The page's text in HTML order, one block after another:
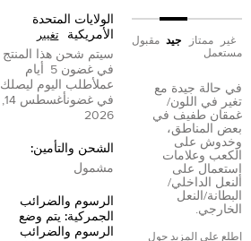
غير
مستعمل
ممتاز جيد مقبول
في حالة جيدة مع
تغير في اللون/
غمقان طفيف في
بعض المناطق،
وخدوش على
الكعب وعلامات
إستعمال على
النعل الداخلي/
البطانة/النعل
الخارجي.
إطلع على المزيد حول
الولايات المتحدة
الأمريكية
تغيير
سيتم شحن هذا المنتج
في غضون 5
أيام
عملأطلب اليوم ليصلك
في غضون
أغسطس 14,
2026
الشحن والتأمين:
مشمول
الرسوم والضرائب
الجمركية: يتم وضع
الرسوم والضرائب